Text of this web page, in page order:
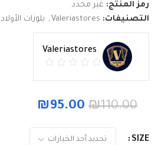
رمز المنتج: غير محدد
التصنيفات: Valeriastores
, بلوزات الأولاد
Valeriastores
₪110.00
₪95.00
SIZE